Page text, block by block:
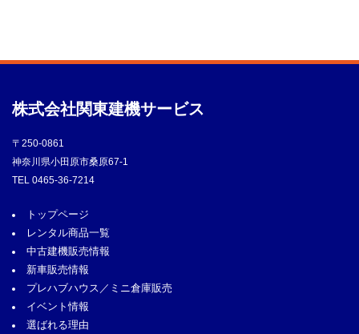
株式会社関東建機サービス
〒250-0861
神奈川県小田原市桑原67-1
TEL 0465-36-7214
トップページ
レンタル商品一覧
中古建機販売情報
新車販売情報
プレハブハウス／ミニ倉庫販売
イベント情報
選ばれる理由